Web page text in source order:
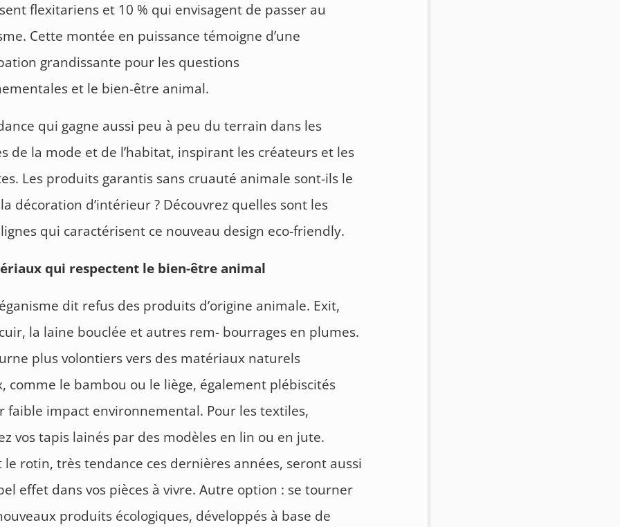
flexitariens et 10 % qui envisagent de passer au
Cette montée en puissance témoigne d’une
grandissante pour les questions
et le bien-être animal.
qui gagne aussi peu à peu du terrain dans les
de la mode et de l’habitat, inspirant les créateurs et les
Les produits garantis sans cruauté animale sont-ils le
décoration d’intérieur ? Découvrez quelles sont les
qui caractérisent ce nouveau design eco-friendly.
qui respectent le bien-être animal
dit refus des produits d’origine animale. Exit,
la laine bouclée et autres rem- bourrages en plumes.
plus volontiers vers des matériaux naturels
comme le bambou ou le liège, également plébiscités
faible impact environnemental. Pour les textiles,
vos tapis lainés par des modèles en lin ou en jute.
le rotin, très tendance ces dernières années, seront aussi
effet dans vos pièces à vivre. Autre option : se tourner
produits écologiques, développés à base de